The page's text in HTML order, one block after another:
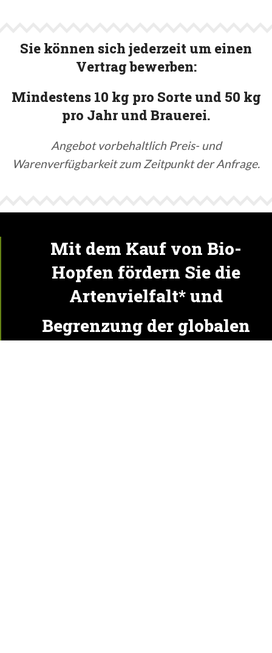
Sie können sich jederzeit um einen
Vertrag bewerben:
Mindestens 10 kg pro Sorte und 50 kg
pro Jahr und Brauerei.
Angebot vorbehaltlich Preis- und
Warenverfügbarkeit zum Zeitpunkt der Anfrage.
Mit dem Kauf von Bio-
Hopfen fördern Sie die
Artenvielfalt* und
Begrenzung der globalen